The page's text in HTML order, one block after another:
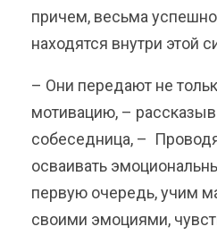
причем, весьма
находятся внутри этой
– Они передают не
мотивацию, –
собеседница, –
осваивать
первую очередь, учим
своими эмоциями,